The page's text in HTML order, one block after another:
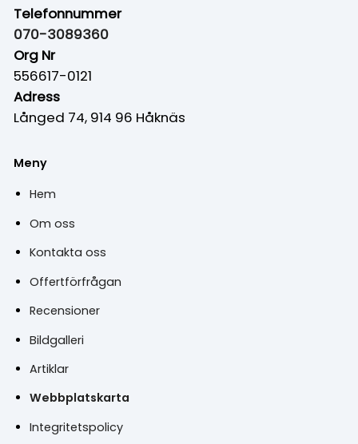
Telefonnummer
070-3089360
Org Nr
556617-0121
Adress
Långed 74, 914 96 Håknäs
Meny
Hem
Om oss
Kontakta oss
Offertförfrågan
Recensioner
Bildgalleri
Artiklar
Webbplatskarta
Integritetspolicy